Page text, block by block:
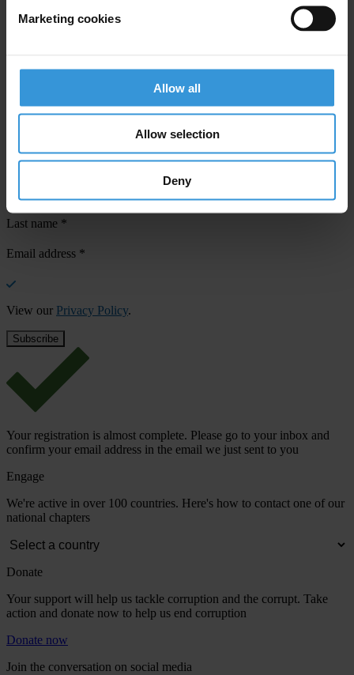
Marketing cookies
Allow all
Allow selection
Deny
confirm your email address in the email we just sent to you
Subscribe to our weekly newsletter to get the latest news and
updates from Transparency International
Last name *
Email address *
View our Privacy Policy.
Your registration is almost complete. Please go to your inbox and
confirm your email address in the email we just sent to you
Engage
We're active in over 100 countries. Here's how to contact one of our
national chapters
Donate
Your support will help us tackle corruption and the corrupt. Take
action and donate now to help us end corruption
Donate now
Join the conversation on social media